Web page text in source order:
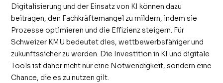
Digitalisierung und der Einsatz von KI können dazu
beitragen, den Fachkräftemangel zu mildern, indem sie
Prozesse optimieren und die Effizienz steigern. Für
Schweizer KMU bedeutet dies, wettbewerbsfähiger und
zukunftssicher zu werden. Die Investition in KI und digitale
Tools ist daher nicht nur eine Notwendigkeit, sondern eine
Chance, die es zu nutzen gilt.